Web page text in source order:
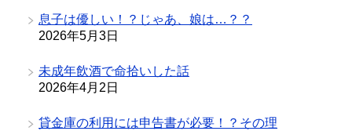
息子は優しい！？じゃあ、娘は…？？
2026年5月3日
未成年飲酒で命拾いした話
2026年4月2日
貸金庫の利用には申告書が必要！？その理